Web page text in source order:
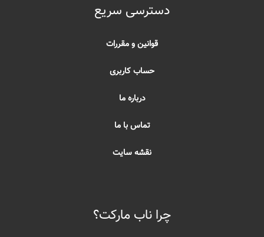
دسترسی سریع
قوانین و مقررات
حساب کاربری
درباره ما
تماس با ما
نقشه سایت
چرا ناب مارکت؟